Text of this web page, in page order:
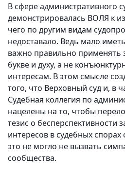
В сфере административного
демонстрировалась ВОЛЯ к
чего по другим видам
недоставало. Ведь мало
важно правильно применять
букве и духу, а не
интересам. В этом смысле
того, что Верховный суд и, в
Судебная коллегия по
нацелены на то, чтобы
тезис о бесперспективности
интересов в судебных спорах
это не могло не вызвать
сообщества.